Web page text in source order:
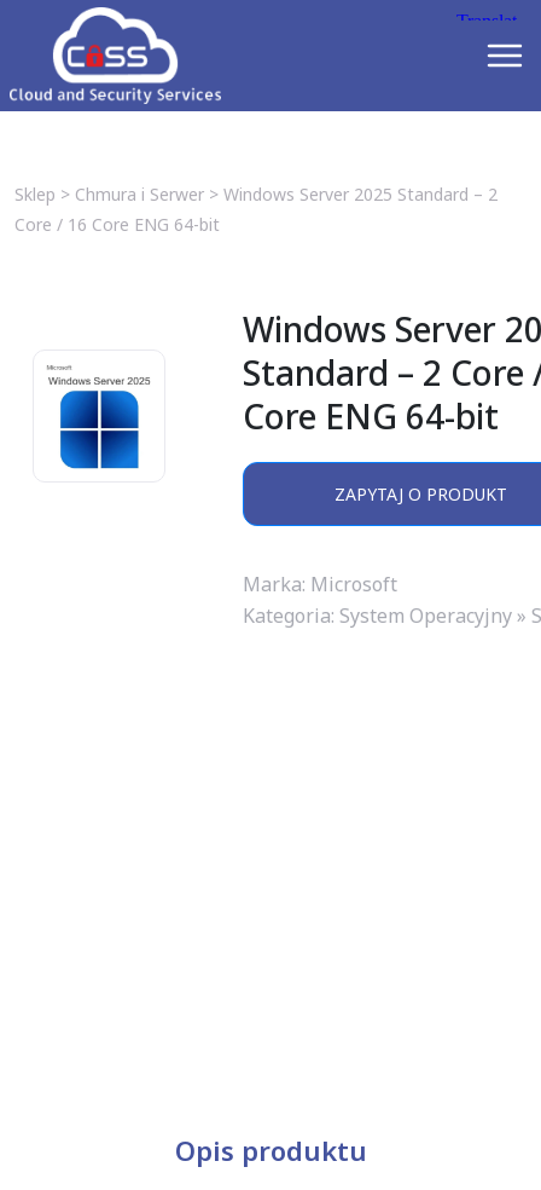
Sklep > Chmura i Serwer> Windows Server 2025 Standard – 2
Core / 16 Core ENG 64-bit
Windows Server
Standard – 2 Core
Core ENG 64-bit
ZAPYTAJ O PRODUKT
Marka: Microsoft
Kategoria: System Operacyjny »
Opis produktu